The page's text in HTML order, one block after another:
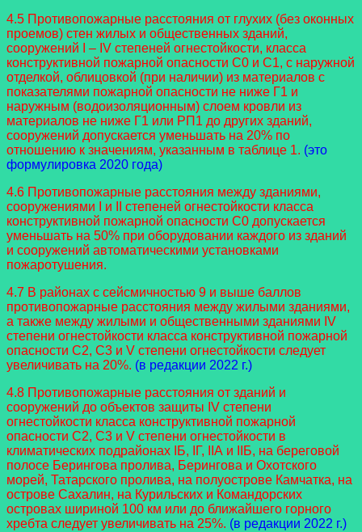
4.5 Противопожарные расстояния от глухих (без оконных
проемов) стен жилых и общественных зданий,
сооружений I – IV степеней огнестойкости, класса
конструктивной пожарной опасности С0 и С1, с наружной
отделкой, облицовкой (при наличии) из материалов с
показателями пожарной опасности не ниже Г1 и
наружным (водоизоляционным) слоем кровли из
материалов не ниже Г1 или РП1 до других зданий,
сооружений допускается уменьшать на 20% по
отношению к значениям, указанным в таблице 1. (это
формулировка 2020 года)
4.6 Противопожарные расстояния между зданиями,
сооружениями I и II степеней огнестойкости класса
конструктивной пожарной опасности С0 допускается
уменьшать на 50% при оборудовании каждого из зданий
и сооружений автоматическими установками
пожаротушения.
4.7 В районах с сейсмичностью 9 и выше баллов
противопожарные расстояния между жилыми зданиями,
а также между жилыми и общественными зданиями IV
степени огнестойкости класса конструктивной пожарной
опасности С2, С3 и V степени огнестойкости следует
увеличивать на 20%. (в редакции 2022 г.)
4.8 Противопожарные расстояния от зданий и
сооружений до объектов защиты IV степени
огнестойкости класса конструктивной пожарной
опасности С2, С3 и V степени огнестойкости в
климатических подрайонах IБ, IГ, IIА и IIБ, на береговой
полосе Берингова пролива, Берингова и Охотского
морей, Татарского пролива, на полуострове Камчатка, на
острове Сахалин, на Курильских и Командорских
островах шириной 100 км или до ближайшего горного
хребта следует увеличивать на 25%. (в редакции 2022 г.)